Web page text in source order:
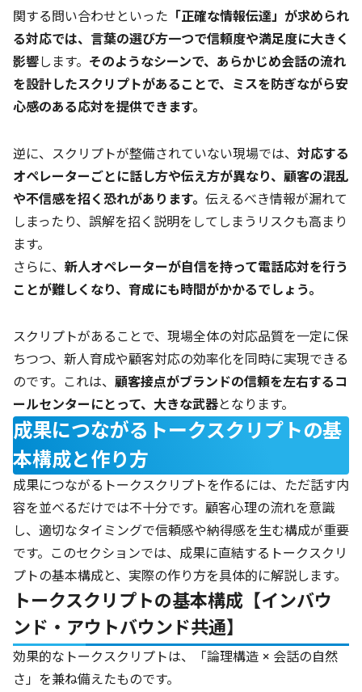
関する問い合わせといった 「正確な情報伝達」が求められ
る対応では、言葉の選び方一つで信頼度や満足度に大きく
影響します。 そのようなシーンで、あらかじめ会話の流れ
を設計したスクリプトがあることで、ミスを防ぎながら安
心感のある応対を提供できます。
逆に、スクリプトが整備されていない現場では、 対応する
オペレーターごとに話し方や伝え方が異なり、顧客の混乱
や不信感を招く恐れがあります。 伝えるべき情報が漏れて
しまったり、誤解を招く説明をしてしまうリスクも高まり
ます。
さらに、 新人オペレーターが自信を持って電話応対を行う
ことが難しくなり、育成にも時間がかかるでしょう。
スクリプトがあることで、現場全体の対応品質を一定に保
ちつつ、新人育成や顧客対応の効率化を同時に実現できる
のです。これは、 顧客接点がブランドの信頼を左右するコ
ールセンターにとって、大きな武器となります。
成果につながるトークスクリプトの基
本構成と作り方
成果につながるトークスクリプトを作るには、ただ話す内
容を並べるだけでは不十分です。顧客心理の流れを意識
し、適切なタイミングで信頼感や納得感を生む構成が重要
です。このセクションでは、成果に直結するトークスクリ
プトの基本構成と、実際の作り方を具体的に解説します。
トークスクリプトの基本構成【インバウ
ンド・アウトバウンド共通】
効果的なトークスクリプトは、「論理構造 × 会話の自然
さ」を兼ね備えたものです。